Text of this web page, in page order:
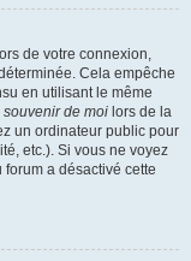
lors de votre connexion,
Cela empêche
en utilisant le même
souvenir de moi lors de la
un ordinateur public pour
etc.). Si vous ne voyez
a désactivé cette